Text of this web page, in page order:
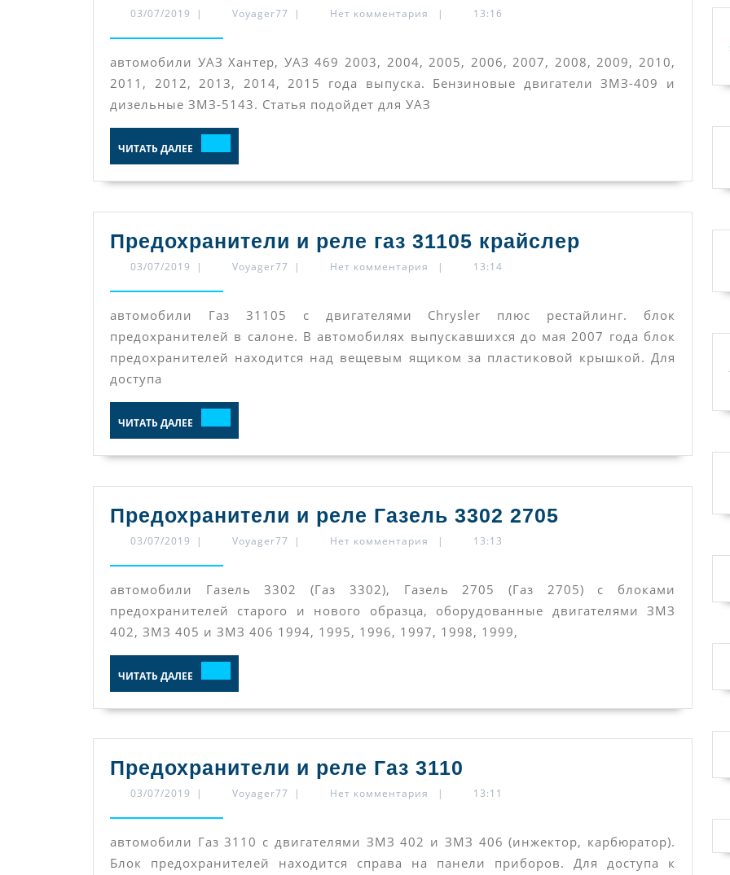
УАЗ
Хантер
03/07/2019 03/07/2019
| Voyager77 Voyager77
| Нет комментария | 13:16
автомобили УАЗ Хантер, УАЗ 469 2003, 2004, 2005, 2006, 2007, 2008, 2009, 2010,
2011, 2012, 2013, 2014, 2015 года выпуска. Бензиновые двигатели ЗМЗ-409 и
дизельные ЗМЗ-5143. Статья подойдет для УАЗ
ЧИТАТЬ ДАЛЕЕ ДАЛЕЕ
Предохранители и реле газ 31105 крайслер
газ
31105
крайслер
03/07/2019 03/07/2019
| Voyager77 Voyager77
| Нет комментария | 13:14
автомобили Газ 31105 с двигателями Chrysler плюс рестайлинг. блок
предохранителей в салоне. В автомобилях выпускавшихся до мая 2007 года блок
предохранителей находится над вещевым ящиком за пластиковой крышкой. Для
доступа
ЧИТАТЬ ДАЛЕЕ ДАЛЕЕ
Предохранители и реле Газель 3302 2705
Газель
3302
03/07/2019 03/07/2019
| Voyager77 Voyager77
| Нет комментария | 13:13
автомобили Газель 3302 (Газ 3302), Газель 2705 (Газ 2705) с блоками
предохранителей старого и нового образца, оборудованные двигателями ЗМЗ
402, ЗМЗ 405 и ЗМЗ 406 1994, 1995, 1996, 1997, 1998, 1999,
ЧИТАТЬ ДАЛЕЕ ДАЛЕЕ
Предохранители и реле Газ 3110
и
Газ
3110
03/07/2019 03/07/2019
| Voyager77 Voyager77
| Нет комментария | 13:11
автомобили Газ 3110 с двигателями ЗМЗ 402 и ЗМЗ 406 (инжектор, карбюратор).
Блок предохранителей находится справа на панели приборов. Для доступа к